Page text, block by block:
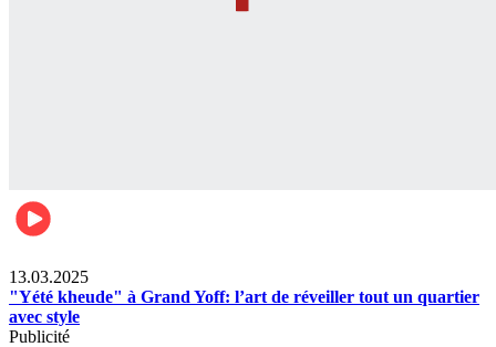
13.03.2025
"Yété kheude" à Grand Yoff: l’art de réveiller tout un quartier
avec style
Publicité